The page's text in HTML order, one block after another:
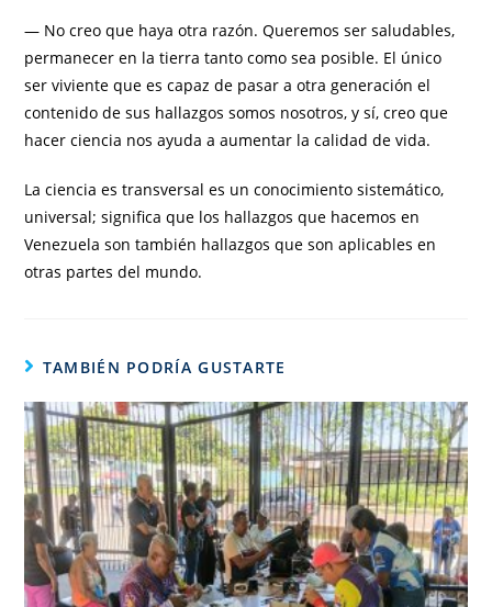
— No creo que haya otra razón. Queremos ser saludables,
permanecer en la tierra tanto como sea posible. El único
ser viviente que es capaz de pasar a otra generación el
contenido de sus hallazgos somos nosotros, y sí, creo que
hacer ciencia nos ayuda a aumentar la calidad de vida.
La ciencia es transversal es un conocimiento sistemático,
universal; significa que los hallazgos que hacemos en
Venezuela son también hallazgos que son aplicables en
otras partes del mundo.
TAMBIÉN PODRÍA GUSTARTE